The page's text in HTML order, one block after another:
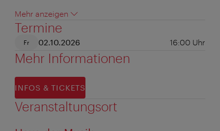
Mehr anzeigen
Termine
Fr 02.10.2026 16:00 Uhr
Mehr Informationen
INFOS & TICKETS
Veranstaltungsort